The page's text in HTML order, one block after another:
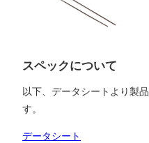
スペックについて
以下、データシートより製
す。
データシート